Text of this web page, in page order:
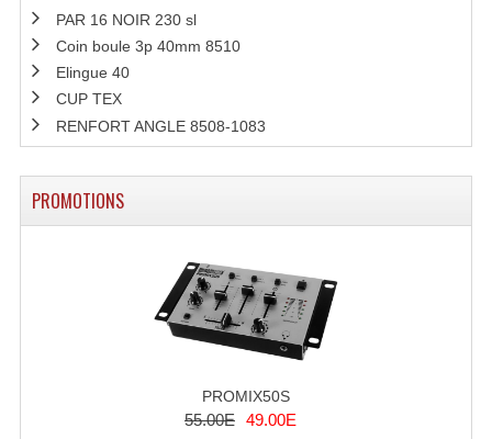
Angle DECOTRI Structure Contest
Angles Structure ASD SX290
Angles Structure SC150
Angles Structure SD250
Angles Structure TRIO290
PAR 16 NOIR 230 sl
Coin boule 3p 40mm 8510
Elingue 40
CUP TEX
RENFORT ANGLE 8508-1083
PROMOTIONS
PROMIX50S
55.00E 49.00E